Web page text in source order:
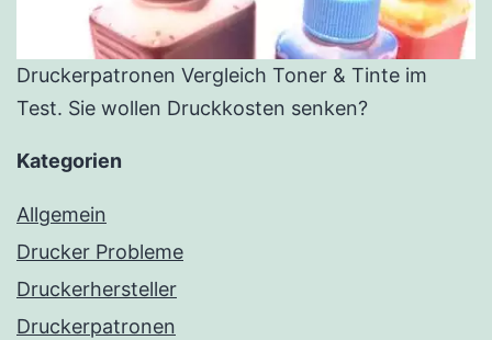
Druckerpatronen Vergleich Toner & Tinte im
Test. Sie wollen Druckkosten senken?
Kategorien
Allgemein
Drucker Probleme
Druckerhersteller
Druckerpatronen